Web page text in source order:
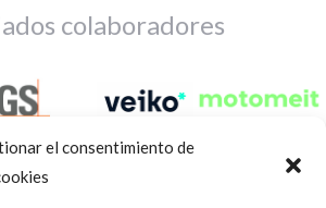
el consentimiento de
colaboradores